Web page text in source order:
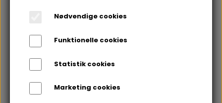
ANSIGT
FOUNDATION
BLUSH
BRYN
GEL
ØJNE
HUDPLEJE
ØJENCREME
HÅRPLEJE
SHAMPOO
Nødvendige cookies
Funktionelle cookies
Statistik cookies
Marketing cookies